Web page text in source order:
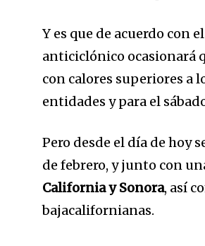
Y es que de acuerdo con
anticiclónico ocasionará
con calores superiores a
entidades y para el
Pero desde el día de hoy
de febrero, y junto con
California y Sonora, así
bajacalifornianas.